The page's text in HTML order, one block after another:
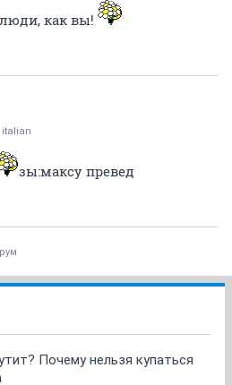
как вы!
italian
зы:максу превед
Почему нельзя купаться